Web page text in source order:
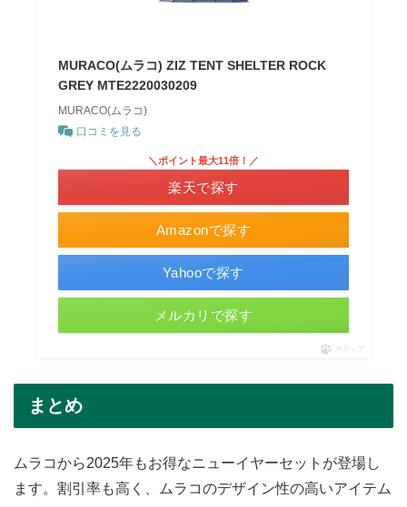
MURACO(ムラコ) ZIZ TENT SHELTER ROCK
GREY MTE2220030209
MURACO(ムラコ)
口コミを見る
Amazonで探す
＼ポイント最大11倍！／
楽天で探す
Yahooで探す
メルカリで探す
ポチップ
まとめ
ムラコから2025年もお得なニューイヤーセットが登場し
ます。割引率も高く、ムラコのデザイン性の高いアイテム